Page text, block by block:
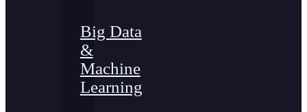
Big Data
&
Machine
Learning